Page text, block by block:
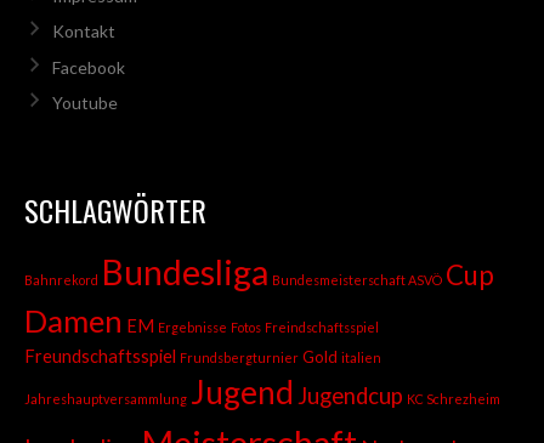
Kontakt
Facebook
Youtube
SCHLAGWÖRTER
Bahnrekord Bundesliga Bundesmeisterschaft ASVÖ Cup
Damen EM Ergebnisse Fotos Freindschaftsspiel
Freundschaftsspiel Frundsbergturnier Gold italien
Jahreshauptversammlung Jugend Jugendcup KC Schrezheim